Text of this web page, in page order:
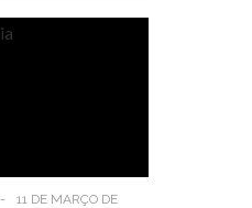
-
11 DE MARÇO DE